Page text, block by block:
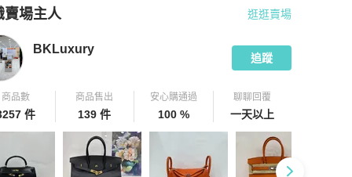
賣場主人
拍拍圈嚴選賣家
逛逛賣場
BKLuxury
追蹤
商品數
件
商品售出
139 件
安心購通過
100 %
聊聊回覆
一天以上